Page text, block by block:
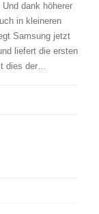
dank höherer
in kleineren
Samsung jetzt
liefert die ersten
dies der…